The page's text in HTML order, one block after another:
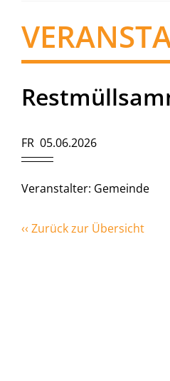
FR 05.06.2026
Veranstalter: Gemeinde
‹‹ Zurück zur Übersicht